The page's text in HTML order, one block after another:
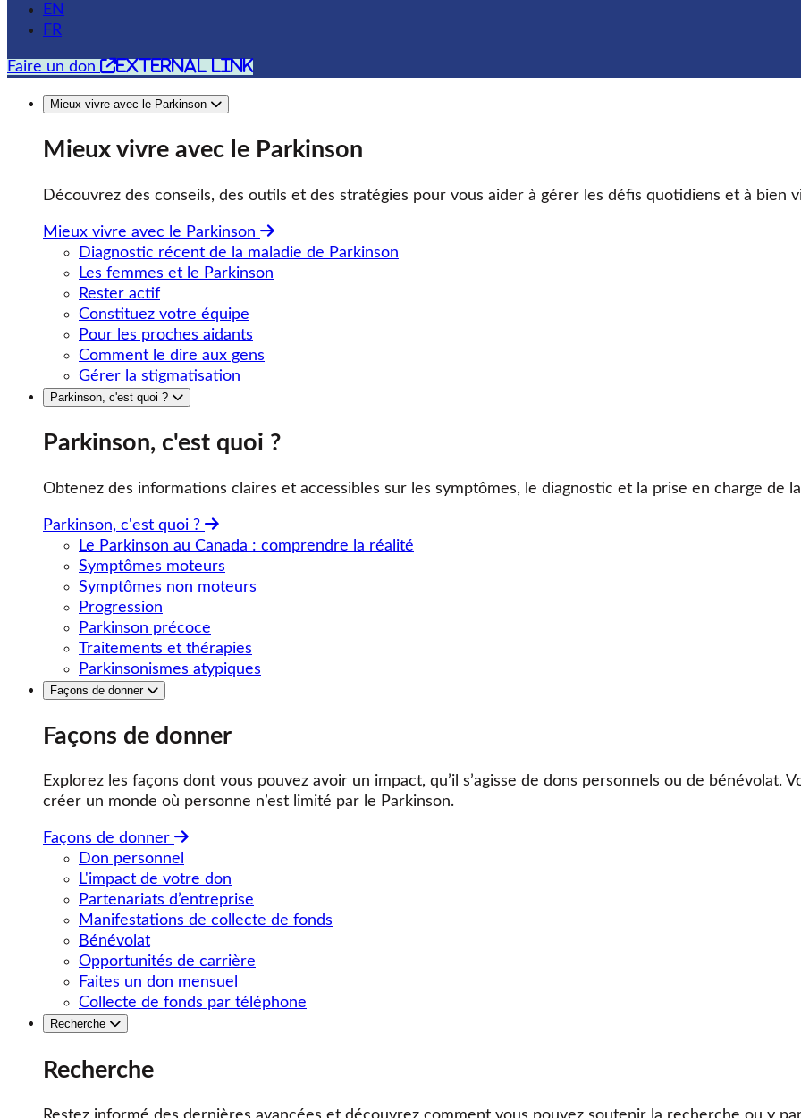
EN
FR
Faire un don external link
Mieux vivre avec le Parkinson
Mieux vivre avec le Parkinson
Découvrez des conseils, des outils et des stratégies pour vous aider à gérer les défis quotidiens et à bien
Mieux vivre avec le Parkinson
Diagnostic récent de la maladie de Parkinson
Les femmes et le Parkinson
Rester actif
Constituez votre équipe
Pour les proches aidants
Comment le dire aux gens
Gérer la stigmatisation
Parkinson, c'est quoi ?
Parkinson, c'est quoi ?
Obtenez des informations claires et accessibles sur les symptômes, le diagnostic et la prise en charge de
Parkinson, c'est quoi ?
Le Parkinson au Canada : comprendre la réalité
Symptômes moteurs
Symptômes non moteurs
Progression
Parkinson précoce
Traitements et thérapies
Parkinsonismes atypiques
Façons de donner
Façons de donner
Explorez les façons dont vous pouvez avoir un impact, qu’il s’agisse de dons personnels ou de
créer un monde où personne n’est limité par le Parkinson.
Façons de donner
Don personnel
L'impact de votre don
Partenariats d’entreprise
Manifestations de collecte de fonds
Bénévolat
Opportunités de carrière
Faites un don mensuel
Collecte de fonds par téléphone
Recherche
Recherche